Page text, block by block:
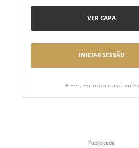
VER CAPA
INICIAR SESSÃO
Acesso exclusivo a assinantes
Publicidade